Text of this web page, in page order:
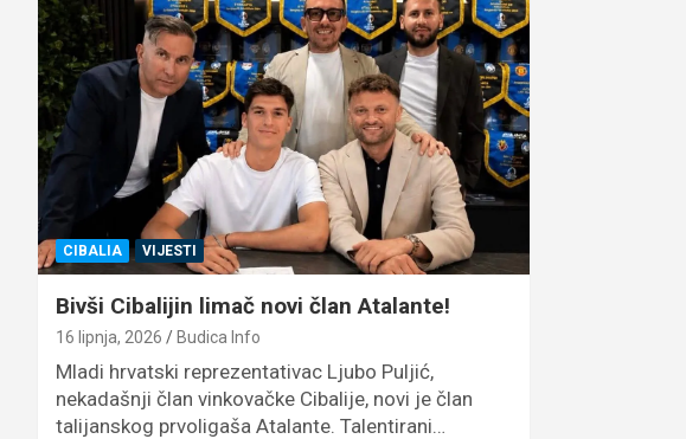
CIBALIA VIJESTI
Bivši Cibalijin limač novi član Atalante!
16 lipnja, 2026 Budica Info
Mladi hrvatski reprezentativac Ljubo Puljić,
nekadašnji član vinkovačke Cibalije, novi je član
talijanskog prvoligaša Atalante. Talentirani…